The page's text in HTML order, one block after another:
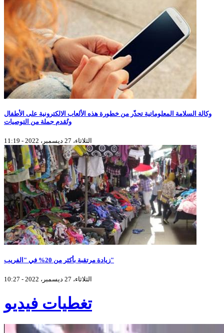
وكالة السلامة المعلوماتية تحذّر من خطورة هذه الألعاب الالكترونية على الأطفال
وتُقدم جملة من التوصيات
الثلاثاء، 27 ديسمبر، 2022 - 11:19
زيادة مرتقبة بأكثر من 20% في "الفريب"
الثلاثاء، 27 ديسمبر، 2022 - 10:27
تغطيات فيديو